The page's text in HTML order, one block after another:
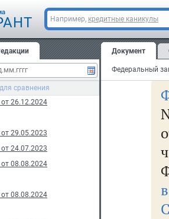
Например, кредитные каникулы
сравнения
28.02.2025
08.07.2024
26.12.2024
29.05.2023
24.07.2023
08.08.2024
08.08.2024
Документ